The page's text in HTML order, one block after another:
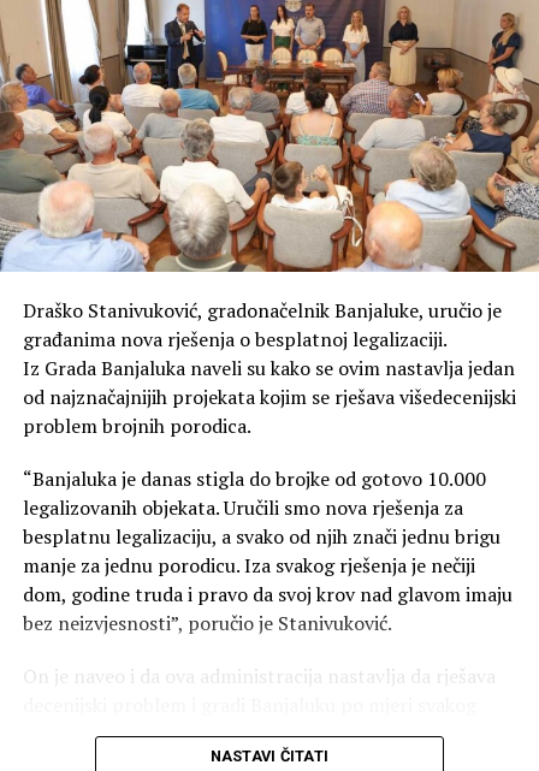
Draško Stanivuković, gradonačelnik Banjaluke, uručio je
građanima nova rješenja o besplatnoj legalizaciji.
Iz Grada Banjaluka naveli su kako se ovim nastavlja jedan
od najznačajnijih projekata kojim se rješava višedecenijski
problem brojnih porodica.
“Banjaluka je danas stigla do brojke od gotovo 10.000
legalizovanih objekata. Uručili smo nova rješenja za
besplatnu legalizaciju, a svako od njih znači jednu brigu
manje za jednu porodicu. Iza svakog rješenja je nečiji
dom, godine truda i pravo da svoj krov nad glavom imaju
bez neizvjesnosti”, poručio je Stanivuković.
On je naveo i da ova administracija nastavlja da rješava
čovjeka i svake porodice.
NASTAVI ČITATI